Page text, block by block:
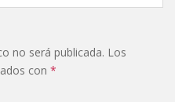
no será publicada. Los
con *